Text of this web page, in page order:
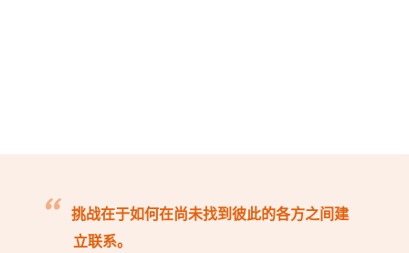
挑战在于如何在尚未找到彼此的各方之间建
立联系。